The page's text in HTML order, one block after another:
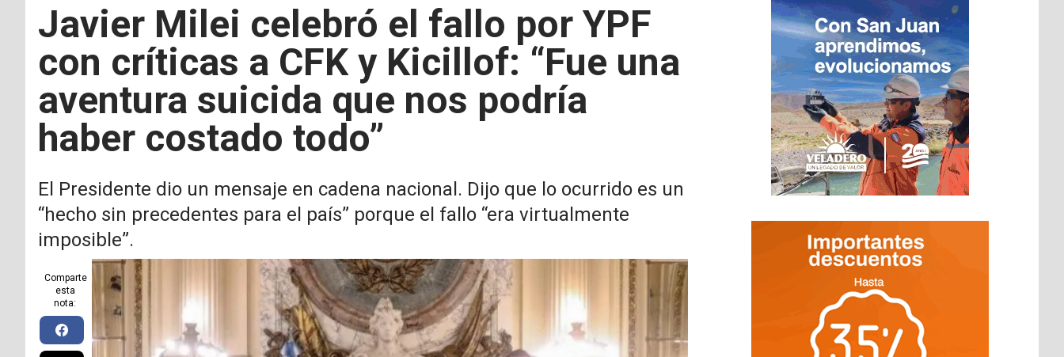
Javier Milei celebró el fallo por YPF
con críticas a CFK y Kicillof: “Fue una
aventura suicida que nos podría
haber costado todo”
El Presidente dio un mensaje en cadena nacional. Dijo que lo ocurrido es un
“hecho sin precedentes para el país” porque el fallo “era virtualmente
imposible”.
Comparte
esta
nota: